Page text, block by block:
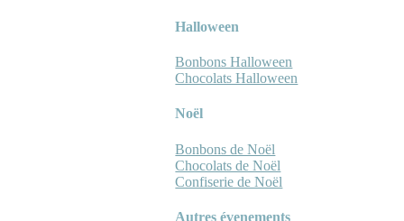
Halloween
Bonbons Halloween
Chocolats Halloween
Noël
Bonbons de Noël
Chocolats de Noël
Confiserie de Noël
Autres évenements